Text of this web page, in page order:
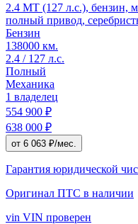
2.4 MT (127 л.с.), бензин,
полный привод,
Бензин
138000 км.
2.4 / 127 л.с.
Полный
Механика
1 владелец
554 900 ₽
638 000 ₽
от 6 063 ₽/мес.
Гарантия юридической
Оригинал ПТС в наличии
vin VIN проверен